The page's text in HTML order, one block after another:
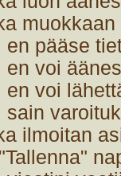
en pääse
en voi
en voi
sain
ilmoitan